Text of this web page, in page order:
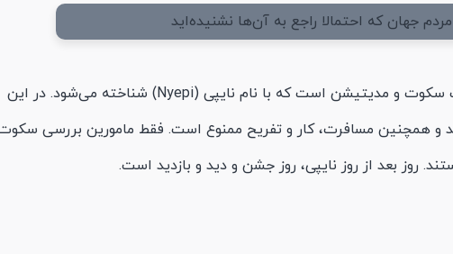
مراسم سال نوی بالی شامل 24 ساعت سکوت و مدیتیشن است که با نام نایپی (Nyepi) شناخته می‌شود. در این
همچنین مسافرت، کار و تفریح ممنوع است. فقط مامورین بررسی
روز بعد از روز نایپی، روز جشن و دید و بازدید است.